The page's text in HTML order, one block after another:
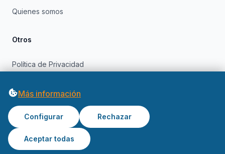
Quienes somos
Otros
Política de Privacidad
© 2026 OfertasInformatica. Todos los derechos reservados.
Más información
Configurar Rechazar
Aceptar todas